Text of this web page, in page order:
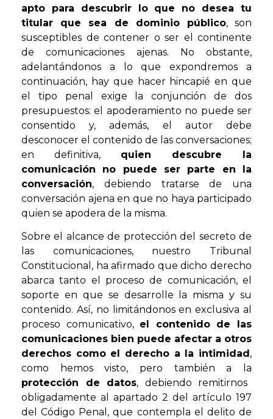
apto para descubrir lo que no desea tu
titular que sea de dominio público, son
susceptibles de contener o ser el continente
de comunicaciones ajenas. No obstante,
adelantándonos a lo que expondremos a
continuación, hay que hacer hincapié en que
el tipo penal exige la conjunción de dos
presupuestos: el apoderamiento no puede ser
consentido y, además, el autor debe
desconocer el contenido de las conversaciones;
en definitiva, quien descubre la
comunicación no puede ser parte en la
conversación, debiendo tratarse de una
conversación ajena en que no haya participado
quien se apodera de la misma.
Sobre el alcance de protección del secreto de
las comunicaciones, nuestro Tribunal
Constitucional, ha afirmado que dicho derecho
abarca tanto el proceso de comunicación, el
soporte en que se desarrolle la misma y su
contenido. Así, no limitándonos en exclusiva al
proceso comunicativo, el contenido de las
comunicaciones bien puede afectar a otros
derechos como el derecho a la intimidad ,
como hemos visto, pero también a la
protección de datos, debiendo remitirnos
obligadamente al apartado 2 del artículo 197
del Código Penal, que contempla el delito de